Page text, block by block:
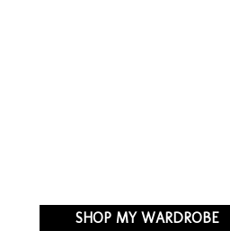
SHOP MY WARDROBE